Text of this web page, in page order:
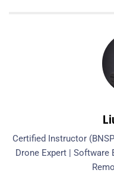
Certified Instructor
Drone Expert | Software